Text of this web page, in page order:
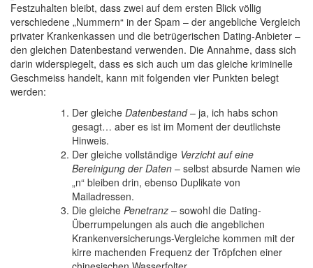
Festzuhalten bleibt, dass zwei auf dem ersten Blick völlig
verschiedene „Nummern“ in der Spam – der angebliche Vergleich
privater Krankenkassen und die betrügerischen Dating-Anbieter –
den gleichen Datenbestand verwenden. Die Annahme, dass sich
darin widerspiegelt, dass es sich auch um das gleiche kriminelle
Geschmeiss handelt, kann mit folgenden vier Punkten belegt
werden:
Der gleiche Datenbestand– ja, ich habs schon
gesagt… aber es ist im Moment der deutlichste
Hinweis.
Der gleiche vollständige Verzicht auf eine
Bereinigung der Daten – selbst absurde Namen wie
„n“ bleiben drin, ebenso Duplikate von
Mailadressen.
Die gleiche Penetranz – sowohl die Dating-
Überrumpelungen als auch die angeblichen
Krankenversicherungs-Vergleiche kommen mit der
kirre machenden Frequenz der Tröpfchen einer